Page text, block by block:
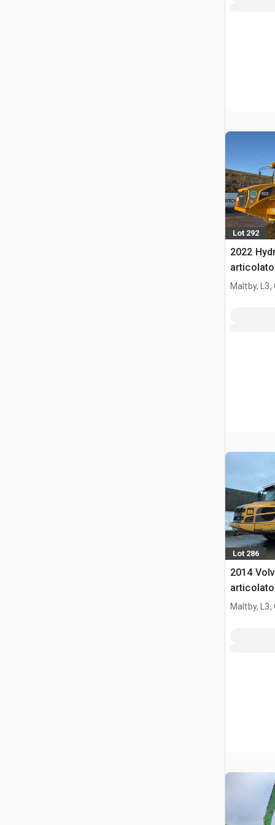
Lot 292
2022
articolato
Maltby, L3,
Lot 286
2014
articolato
Maltby, L3,